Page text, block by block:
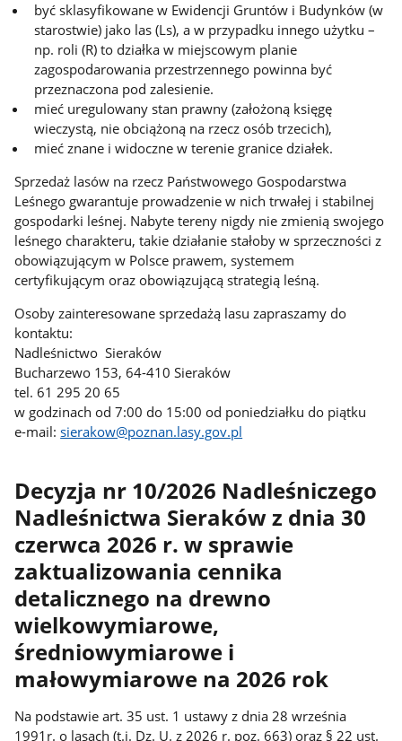
być sklasyfikowane w Ewidencji Gruntów i Budynków (w
starostwie) jako las (Ls), a w przypadku innego użytku –
np. roli (R) to działka w miejscowym planie
zagospodarowania przestrzennego powinna być
przeznaczona pod zalesienie.
mieć uregulowany stan prawny (założoną księgę
wieczystą, nie obciążoną na rzecz osób trzecich),
mieć znane i widoczne w terenie granice działek.
Sprzedaż lasów na rzecz Państwowego Gospodarstwa
Leśnego gwarantuje prowadzenie w nich trwałej i stabilnej
gospodarki leśnej. Nabyte tereny nigdy nie zmienią swojego
leśnego charakteru, takie działanie stałoby w sprzeczności z
obowiązującym w Polsce prawem, systemem
certyfikującym oraz obowiązującą strategią leśną.
Osoby zainteresowane sprzedażą lasu zapraszamy do
kontaktu:
Nadleśnictwo Sieraków
Bucharzewo 153, 64-410 Sieraków
tel. 61 295 20 65
w godzinach od 7:00 do 15:00 od poniedziałku do piątku
e-mail:sierakow@poznan.lasy.gov.pl
Decyzja nr 10/2026 Nadleśniczego
Nadleśnictwa Sieraków z dnia 30
czerwca 2026 r. w sprawie
zaktualizowania cennika
detalicznego na drewno
wielkowymiarowe,
średniowymiarowe i
małowymiarowe na 2026 rok
Na podstawie art. 35 ust. 1 ustawy z dnia 28 września
1991r. o lasach (t.j. Dz. U. z 2026 r. poz. 663) oraz § 22 ust.